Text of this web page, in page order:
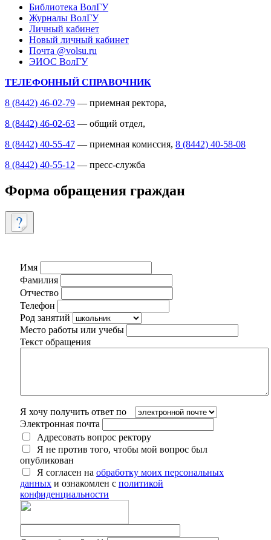
Библиотека ВолГУ
Журналы ВолГУ
Личный кабинет
Новый личный кабинет
Почта @volsu.ru
ЭИОС ВолГУ
ТЕЛЕФОННЫЙ СПРАВОЧНИК
8 (8442) 46-02-79 — приемная ректора,
8 (8442) 46-02-63 — общий отдел,
8 (8442) 40-55-47 — приемная комиссия, 8 (8442) 40-58-08
8 (8442) 40-55-12 — пресс-служба
Форма обращения граждан
Имя
Фамилия
Отчество
Телефон
Род занятий
Место работы или учебы
Текст обращения
Я хочу получить ответ по
Электронная почта
Адресовать вопрос ректору
Я не против того, чтобы мой вопрос был
опубликован
Я согласен на обработку моих персональных
данных и ознакомлен с политикой
конфиденциальности